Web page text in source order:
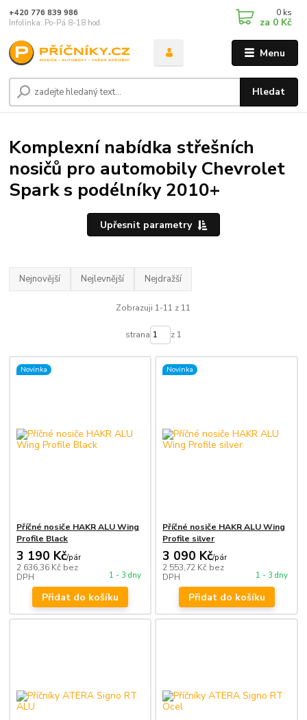
Menu
Hledat
+420 776 839 986
Infolinka: Po-Pá 8-18 hod.
0 ks
za 0 Kč
Komplexní nabídka střešních
nosičů pro automobily Chevrolet
Spark s podélníky 2010+
Upřesnit parametry
Nejnovější Nejlevnější Nejdražší
Zobrazuji 1-11 z 11
strana z 1
Novinka
Příčné nosiče HAKR ALU Wing
Profile Black
3 190 Kč/pár
2 636,36 Kč bez
DPH
1 - 3 dny
Přidat do košíku
Novinka
Příčné nosiče HAKR ALU Wing
Profile silver
3 090 Kč/pár
2 553,72 Kč bez
DPH
1 - 3 dny
Přidat do košíku